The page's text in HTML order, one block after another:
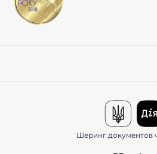
Шеринг документов